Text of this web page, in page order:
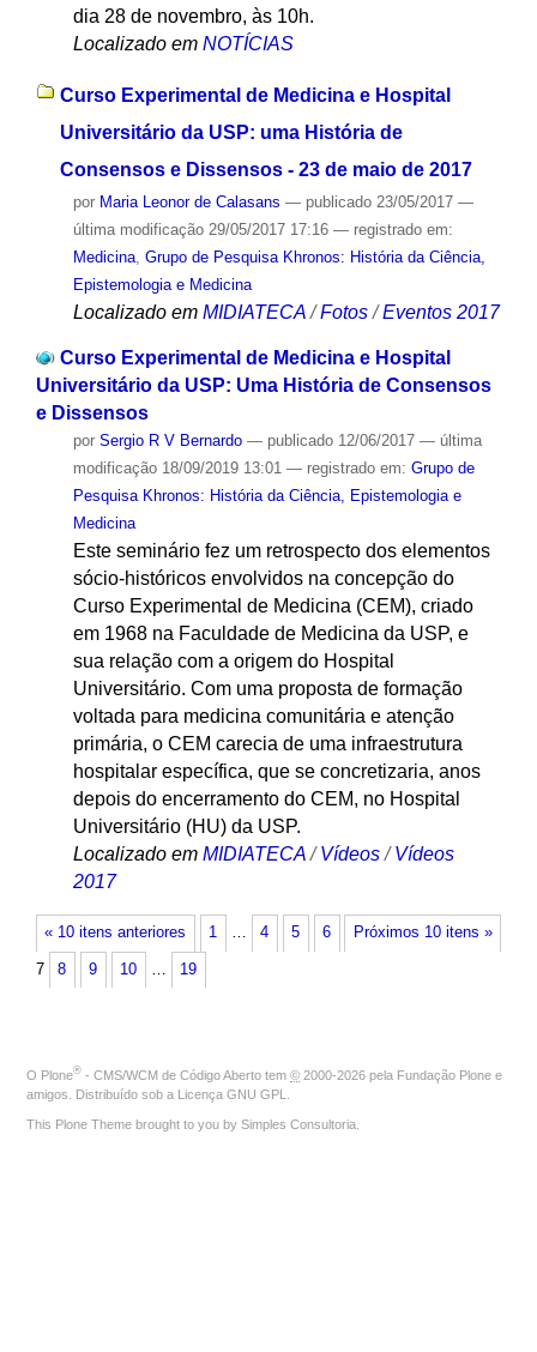
dia 28 de novembro, às 10h.
Localizado em NOTÍCIAS
Curso Experimental de Medicina e Hospital
Universitário da USP: uma História de
Consensos e Dissensos - 23 de maio de 2017
por Maria Leonor de Calasans — publicado23/05/2017 —
última modificação29/05/2017 17:16 — registrado em:
Medicina, Grupo de Pesquisa Khronos: História da Ciência,
Epistemologia e Medicina
Localizado em MIDIATECA /Fotos /Eventos 2017
Curso Experimental de Medicina e Hospital
Universitário da USP: Uma História de Consensos
e Dissensos
por Sergio R V Bernardo — publicado12/06/2017 — última
modificação18/09/2019 13:01 — registrado em: Grupo de
Pesquisa Khronos: História da Ciência, Epistemologia e
Medicina
Este seminário fez um retrospecto dos elementos
sócio-históricos envolvidos na concepção do
Curso Experimental de Medicina (CEM), criado
em 1968 na Faculdade de Medicina da USP, e
sua relação com a origem do Hospital
Universitário. Com uma proposta de formação
voltada para medicina comunitária e atenção
primária, o CEM carecia de uma infraestrutura
hospitalar específica, que se concretizaria, anos
depois do encerramento do CEM, no Hospital
Universitário (HU) da USP.
Localizado em MIDIATECA /Vídeos /Vídeos
2017
« 10 itens anteriores Próximos 10 itens »
1 … 4 5 6
7 8 9 10 … 19
O Plone® - CMS/WCM de Código Aberto tem © 2000-2026 pela Fundação Plone e
amigos. Distribuído sob a Licença GNU GPL
This Plone Theme brought to you by Simples Consultoria